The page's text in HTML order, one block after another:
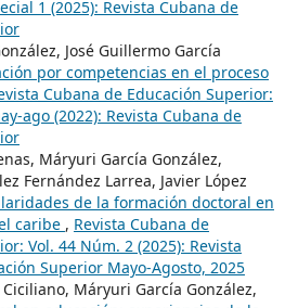
1 (2025): Revista Cubana de
José Guillermo García
por competencias en el proceso
Cubana de Educación Superior:
ago (2022): Revista Cubana de
Máryuri García González,
Fernández Larrea, Javier López
de la formación doctoral en
caribe , Revista Cubana de
Vol. 44 Núm. 2 (2025): Revista
Superior Mayo-Agosto, 2025
Máryuri García González,